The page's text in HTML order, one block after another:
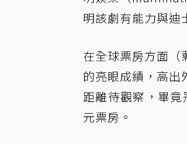
明該劇有能力與迪
在全球票房方面（
的亮眼成績，高出
距離待觀察，畢
元票房。